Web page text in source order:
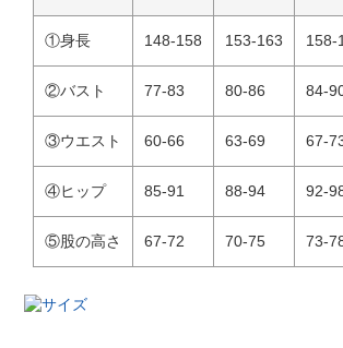
①身長 148-158 153-163 158-
②バスト 77-83 80-86 84-
③ウエスト 60-66 63-69 67-
④ヒップ 85-91 88-94 92-
⑤股の高さ 67-72 70-75 73-